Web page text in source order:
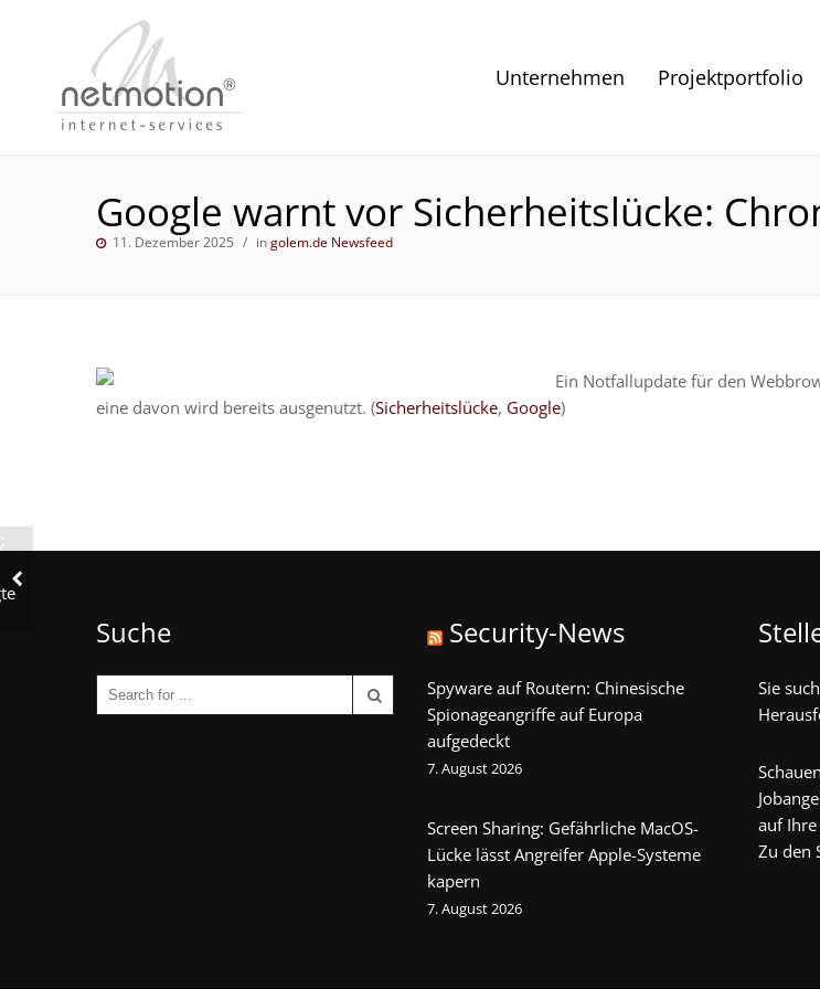
Unternehmen Projektportfolio
Google warnt vor Sicherheitslücke:
11. Dezember 2025 ingolem.de Newsfeed
Ein Notfallupdate für den
eine davon wird bereits ausgenutzt. (Sicherheitslücke, Google)
Suche Security-News
Spyware auf Routern: Chinesische
Spionageangriffe auf Europa
aufgedeckt
7. August 2026
Screen Sharing: Gefährliche MacOS-
Lücke lässt Angreifer Apple-Systeme
kapern
7. August 2026
Sie
auf
Zu den